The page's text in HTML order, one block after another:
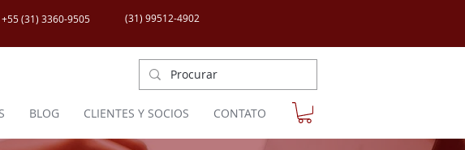
+55 (31) 3360-9505 (31) 99512-4902
BLOG CLIENTES Y SOCIOS CONTATO